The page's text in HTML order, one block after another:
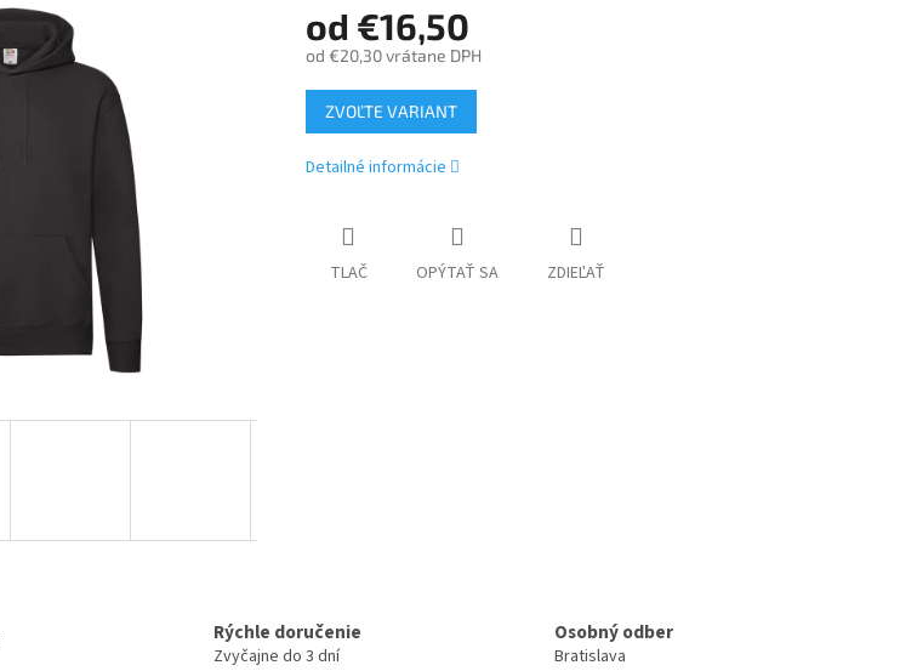
od €16,50
od €20,30vrátane DPH
Jednotková
cena:
ZVOĽTE VARIANT
Detailné informácie
TLAČ OPÝTAŤ SA ZDIEĽAŤ
Rýchle doručenie
Zvyčajne do 3 dní
Osobný odber
Bratislava